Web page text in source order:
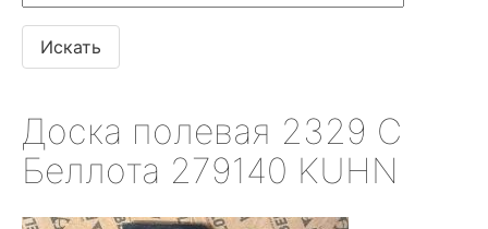
Доска полевая 2329 С
Беллота 279140 KUHN